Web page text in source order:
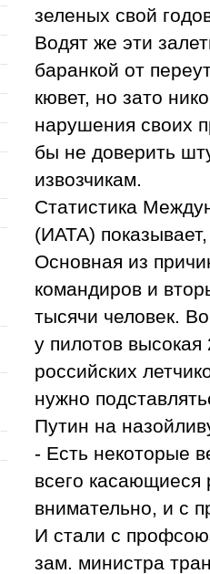
зеленых свой
Водят же эти
баранкой от
кювет, но зато
нарушения своих
бы не доверить
извозчикам.
Статистика
(ИАТА)
Основная из
командиров и
тысячи человек.
у пилотов
российских
нужно
Путин на
- Есть некоторые
всего касающиеся
внимательно, и с
И стали с
зам. министра